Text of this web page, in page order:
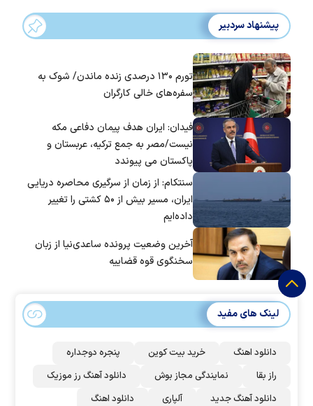
پیشنهاد سردبیر
تورم ۱۳۰ درصدی زنده ماندن/ شوک به
سفره‌های خالی کارگران
فیدان: ایران هدف پیمان دفاعی مکه
نیست/مصر به جمع ترکیه، عربستان و
پاکستان می پیوندد
سنتکام: از زمان از سرگیری محاصره دریایی
ایران، مسیر بیش از ۵۰ کشتی را تغییر
داده‌ایم
آخرین وضعیت پرونده ساعدی‌نیا از زبان
سخنگوی قوه قضاییه
لینک های مفید
دانلود اهنگ خرید بیت کوین
پنجره دوجداره
راز بقا
نمایندگی مجاز بوش
دانلود آهنگ رز‌ موزیک
دانلود آهنگ جدید
آلپاری دانلود اهنگ